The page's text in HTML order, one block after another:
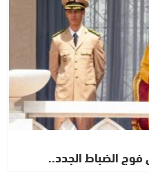
الضباط الجدد..